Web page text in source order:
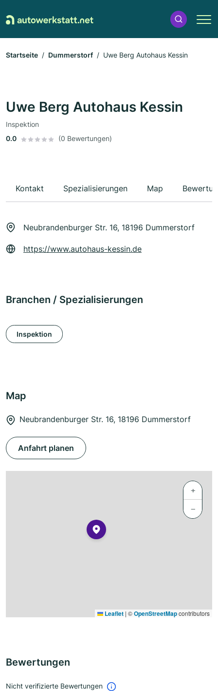
Startseite Dummerstorf Uwe Berg Autohaus Kessin
Uwe Berg Autohaus Kessin
Inspektion
0.0
(0 Bewertungen)
Kontakt Spezialisierungen Map
Neubrandenburger Str. 16, 18196 Dummerstorf
https://www.autohaus-kessin.de
Branchen / Spezialisierungen
Inspektion
Map
Neubrandenburger Str. 16, 18196 Dummerstorf
Anfahrt planen
+
−
Leaflet | ©OpenStreetMapcontributors
Bewertungen
Nicht verifizierte Bewertungen